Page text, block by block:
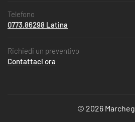
Telefono
0773.86298 Latina
Richiedi un preventivo
Contattaci ora
© 2026